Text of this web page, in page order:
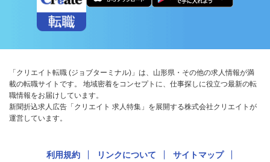
「クリエイト転職 (ジョブターミナル)」は、山形県・その他の求人情報が満
載の転職サイトです。 地域密着をコンセプトに、仕事探しに役立つ最新の転
職情報をお届けしています。
新聞折込求人広告「クリエイト 求人特集」を展開する株式会社クリエイトが
運営しています。
利用規約 リンクについて サイトマップ